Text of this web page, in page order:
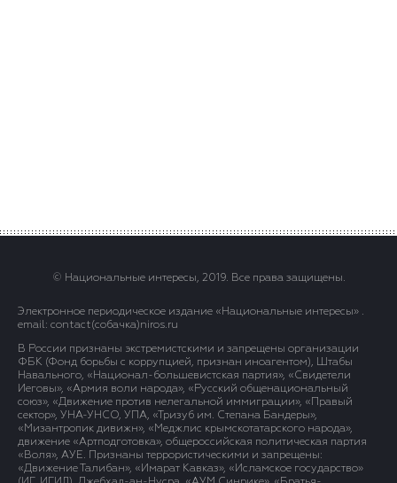
© Национальные интересы, 2019. Все права защищены.
Электронное периодическое издание «Национальные интересы» .
email: contact(сoбaчка)niros.ru
В России признаны экстремистскими и запрещены организации
ФБК (Фонд борьбы с коррупцией, признан иноагентом), Штабы
Навального, «Национал-большевистская партия», «Свидетели
Иеговы», «Армия воли народа», «Русский общенациональный
союз», «Движение против нелегальной иммиграции», «Правый
сектор», УНА-УНСО, УПА, «Тризуб им. Степана Бандеры»,
«Мизантропик дивижн», «Меджлис крымскотатарского народа»,
движение «Артподготовка», общероссийская политическая партия
«Воля», АУЕ. Признаны террористическими и запрещены:
«Движение Талибан», «Имарат Кавказ», «Исламское государство»